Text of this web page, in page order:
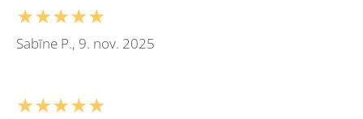
★★★★★
Sabīne P., 9. nov. 2025
★★★★★